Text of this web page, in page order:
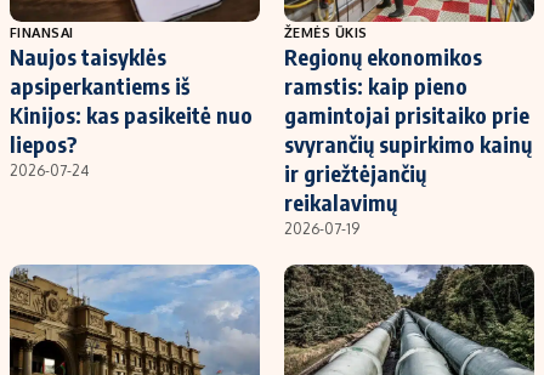
FINANSAI
Naujos taisyklės
apsiperkantiems iš
Kinijos: kas pasikeitė nuo
liepos?
2026-07-24
ŽEMĖS ŪKIS
Regionų ekonomikos
ramstis: kaip pieno
gamintojai prisitaiko prie
svyrančių supirkimo kainų
ir griežtėjančių
reikalavimų
2026-07-19